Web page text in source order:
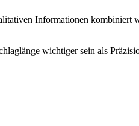
Informationen kombiniert
wichtiger sein als